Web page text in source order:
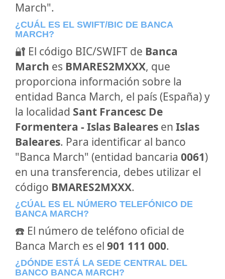
March".
¿CUÁL ES EL SWIFT/BIC DE BANCA
MARCH?
🔐 El código BIC/SWIFT de Banca
March es BMARES2MXXX, que
proporciona información sobre la
entidad Banca March, el país (España) y
la localidad Sant Francesc De
Formentera - Islas Baleares en Islas
Baleares. Para identificar al banco
"Banca March" (entidad bancaria 0061)
en una transferencia, debes utilizar el
código BMARES2MXXX.
¿CÚAL ES EL NÚMERO TELEFÓNICO DE
BANCA MARCH?
☎️ El número de teléfono oficial de
Banca March es el 901 111 000.
¿DÓNDE ESTÁ LA SEDE CENTRAL DEL
BANCO BANCA MARCH?